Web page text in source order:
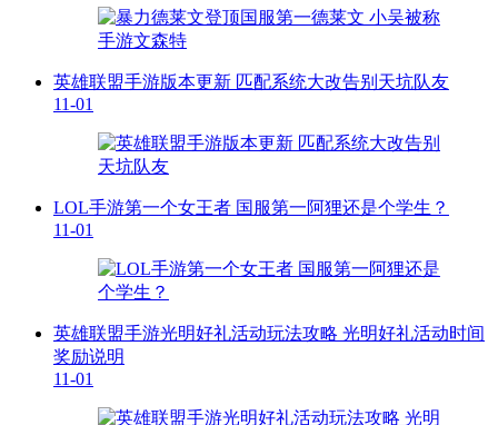
英雄联盟手游版本更新 匹配系统大改告别天坑队友
11-01
LOL手游第一个女王者 国服第一阿狸还是个学生？
11-01
英雄联盟手游光明好礼活动玩法攻略 光明好礼活动时间
奖励说明
11-01